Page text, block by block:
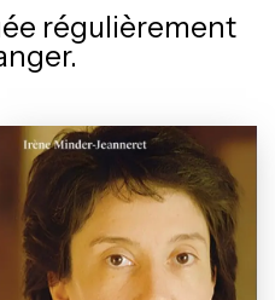
régulièrement